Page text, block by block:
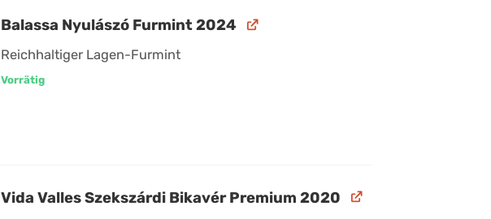
Balassa Nyulászó Furmint 2024
Reichhaltiger Lagen-Furmint
Vorrätig
Vida Valles Szekszárdi Bikavér Premium 2020